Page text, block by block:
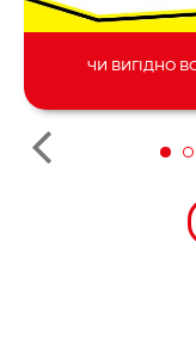
ЧИ ВИГІДНО